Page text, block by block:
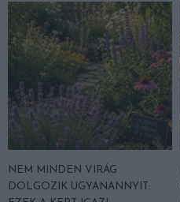
NEM MINDEN VIRÁG
DOLGOZIK UGYANANNYIT: